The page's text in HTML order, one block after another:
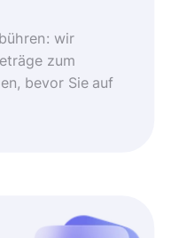
wir
zum
bevor Sie auf